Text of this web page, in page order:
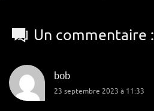
Un commentaire :
bob
23 septembre 2023 à 11:33